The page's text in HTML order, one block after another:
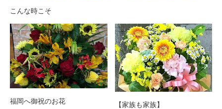
こんな時こそ
福岡へ御祝のお花 【家族も家族】